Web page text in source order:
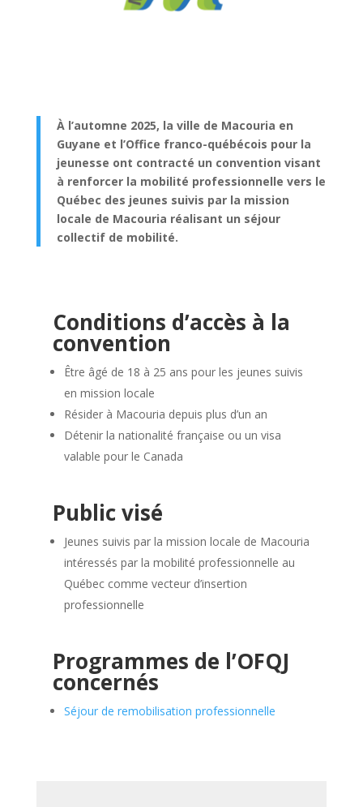
À l’automne 2025, la ville de Macouria en
Guyane et l’Office franco-québécois pour la
jeunesse ont contracté un convention visant
à renforcer la mobilité professionnelle vers le
Québec des jeunes suivis par la mission
locale de Macouria réalisant un séjour
collectif de mobilité.
Conditions d’accès à la
convention
Être âgé de 18 à 25 ans pour les jeunes suivis
en mission locale
Résider à Macouria depuis plus d’un an
Détenir la nationalité française ou un visa
valable pour le Canada
Public visé
Jeunes suivis par la mission locale de Macouria
intéressés par la mobilité professionnelle au
Québec comme vecteur d’insertion
professionnelle
Programmes de l’OFQJ
concernés
Séjour de remobilisation professionnelle